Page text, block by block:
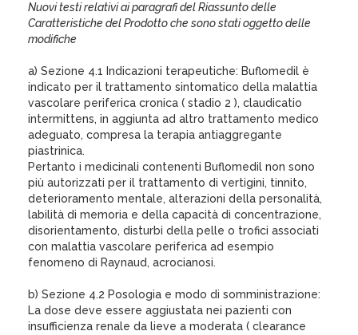
Nuovi testi relativi ai paragrafi del Riassunto delle
Caratteristiche del Prodotto che sono stati oggetto delle
modifiche
a) Sezione 4.1 Indicazioni terapeutiche: Buflomedil è
indicato per il trattamento sintomatico della malattia
vascolare periferica cronica ( stadio 2 ), claudicatio
intermittens, in aggiunta ad altro trattamento medico
adeguato, compresa la terapia antiaggregante
piastrinica.
Pertanto i medicinali contenenti Buflomedil non sono
più autorizzati per il trattamento di vertigini, tinnito,
deterioramento mentale, alterazioni della personalità,
labilità di memoria e della capacità di concentrazione,
disorientamento, disturbi della pelle o trofici associati
con malattia vascolare periferica ad esempio
fenomeno di Raynaud, acrocianosi.
b) Sezione 4.2 Posologia e modo di somministrazione:
La dose deve essere aggiustata nei pazienti con
insufficienza renale da lieve a moderata ( clearance